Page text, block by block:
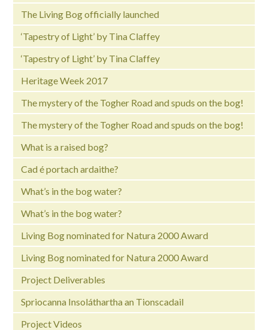
The Living Bog officially launched
‘Tapestry of Light’ by Tina Claffey
‘Tapestry of Light’ by Tina Claffey
Heritage Week 2017
The mystery of the Togher Road and spuds on the bog!
The mystery of the Togher Road and spuds on the bog!
What is a raised bog?
Cad é portach ardaithe?
What’s in the bog water?
What’s in the bog water?
Living Bog nominated for Natura 2000 Award
Living Bog nominated for Natura 2000 Award
Project Deliverables
Spriocanna Insoláthartha an Tionscadail
Project Videos